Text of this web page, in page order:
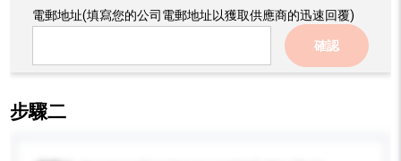
電郵地址(填寫您的公司電郵地址以獲取供應商的迅速回覆)
確認
步驟二